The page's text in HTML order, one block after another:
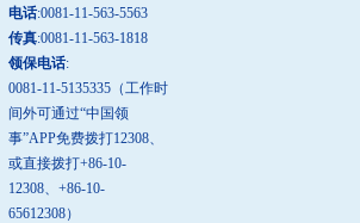
电话:0081-11-563-5563
传真:0081-11-563-1818
领保电话:
0081-11-5135335（工作时
间外可通过“中国领
事”APP免费拨打12308、
或直接拨打+86-10-
12308、+86-10-
65612308）